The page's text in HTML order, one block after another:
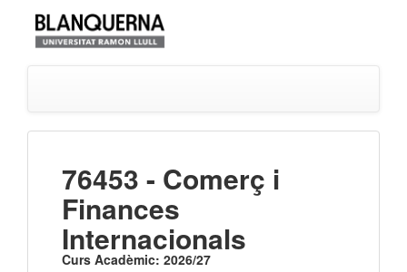
76453 - Comerç i
Finances
Internacionals
Curs Acadèmic: 2026/27